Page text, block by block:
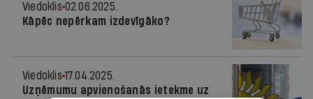
Viedoklis 02.06.2025.
Kāpēc nepērkam izdevīgāko?
Viedoklis 17.04.2025.
Uzņēmumu apvienošanās ietekme uz